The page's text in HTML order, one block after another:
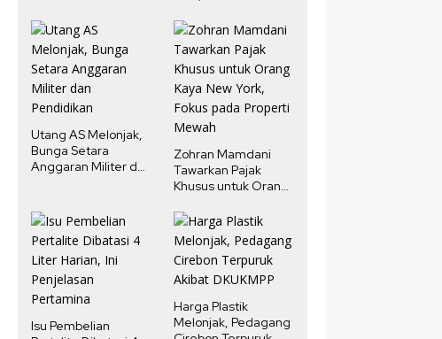
Turun?
negara
Utang AS Melonjak,
Bunga Setara
Anggaran Militer dan
Zohran Mamdani
Tawarkan Pajak
Khusus untuk Orang
Fokus pada Properti
Mewah
Isu Pembelian
Harga Plastik
Melonjak, Pedagang